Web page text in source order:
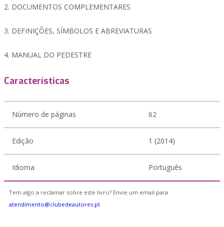
2. DOCUMENTOS COMPLEMENTARES
3. DEFINIÇÕES, SÍMBOLOS E ABREVIATURAS
4. MANUAL DO PEDESTRE
Características
Número de páginas 62
Edição 1 (2014)
Idioma Português
Tem algo a reclamar sobre este livro? Envie um email para
atendimento@clubedeautores.pt